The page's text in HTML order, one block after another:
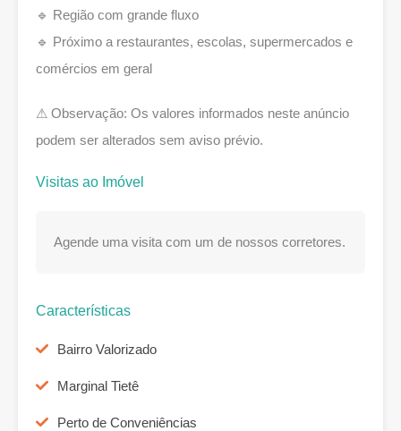
🔹 Região com grande fluxo
🔹 Próximo a restaurantes, escolas, supermercados e
comércios em geral
⚠ Observação: Os valores informados neste anúncio
podem ser alterados sem aviso prévio.
Visitas ao Imóvel
Agende uma visita com um de nossos corretores.
Características
Bairro Valorizado
Marginal Tietê
Perto de Conveniências